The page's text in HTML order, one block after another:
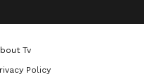
Tv
Policy